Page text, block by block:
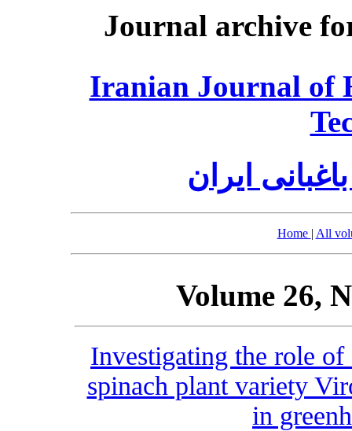
Journal archive
Iranian Journal of
ایران
Home | All
Volume 26,
Investigating the role
spinach plant variety
in